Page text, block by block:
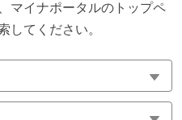
マイナポータルのトップペ
してください。